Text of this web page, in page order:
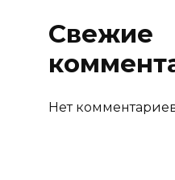
Свежие
Нет